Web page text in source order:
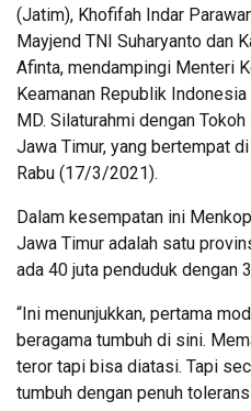
(Jatim), Khofifah Indar
Mayjend TNI Suharyanto dan
Afinta, mendampingi Menteri
Keamanan Republik
MD. Silaturahmi dengan
Jawa Timur, yang bertempat
Rabu (17/3/2021).
Dalam kesempatan ini
Jawa Timur adalah satu
ada 40 juta penduduk dengan
“Ini menunjukkan, pertama
beragama tumbuh di sini.
teror tapi bisa diatasi. Tapi
tumbuh dengan penuh